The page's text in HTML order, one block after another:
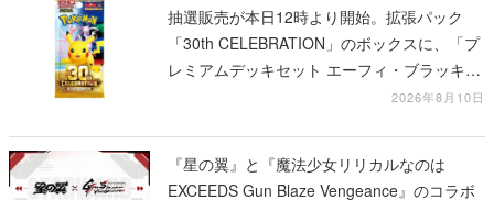
ー」「FUTURISTIC BOX」の計3商品2026年8月10日
『星の翼』と『魔法少女リリカルなのは
EXCEEDS Gun Blaze Vengeance』のコラボ
が決定。公式Xでは「抱き枕（シャオリン
Ver.）」を抽選3名にプレゼントする企画を実
施中
2026年8月10日